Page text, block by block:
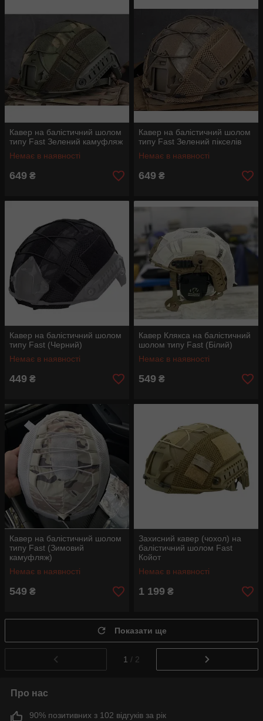
Кавер на балістичний шолом
типу Fast Зелений камуфляж
Немає в наявності
649 ₴
Кавер на балістичний шолом
типу Fast Зелений пікселів
Немає в наявності
649 ₴
Кавер на балістичний шолом
типу Fast (Черний)
Немає в наявності
449 ₴
Кавер Клякса на балістичний
шолом типу Fast (Білий)
Немає в наявності
549 ₴
Кавер на балістичний шолом
типу Fast (Зимовий
камуфляж)
Немає в наявності
549 ₴
Захисний кавер (чохол) на
балістичний шолом Fast
Койот
Немає в наявності
1 199 ₴
Показати ще
1 / 2
Про нас
90% позитивних з 102 відгуків за рік